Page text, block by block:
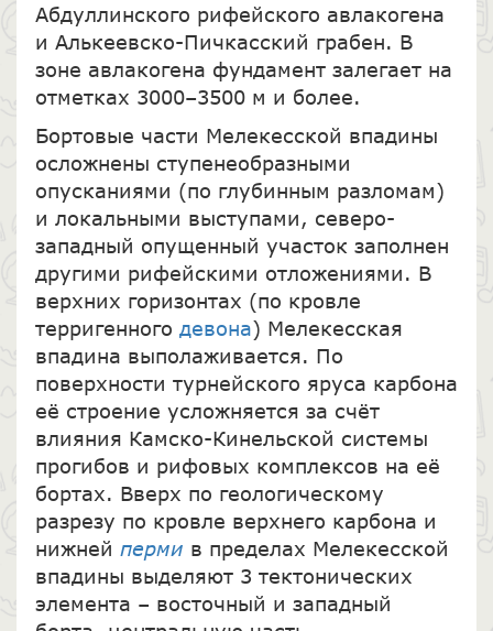
Абдуллинского рифейского авлакогена
и Алькеевско-Пичкасский грабен. В
зоне авлакогена фундамент залегает на
отметках 3000–3500 м и более.
Бортовые части Мелекесской впадины
осложнены ступенеобразными
опусканиями (по глубинным разломам)
и локальными выступами, северо-
западный опущенный участок заполнен
другими рифейскими отложениями. В
верхних горизонтах (по кровле
терригенного девона) Мелекесская
впадина выполаживается. По
поверхности турнейского яруса карбона
её строение усложняется за счёт
влияния Камско-Кинельской системы
прогибов и рифовых комплексов на её
бортах. Вверх по геологическому
разрезу по кровле верхнего карбона и
нижней перми в пределах Мелекесской
впадины выделяют 3 тектонических
элемента – восточный и западный